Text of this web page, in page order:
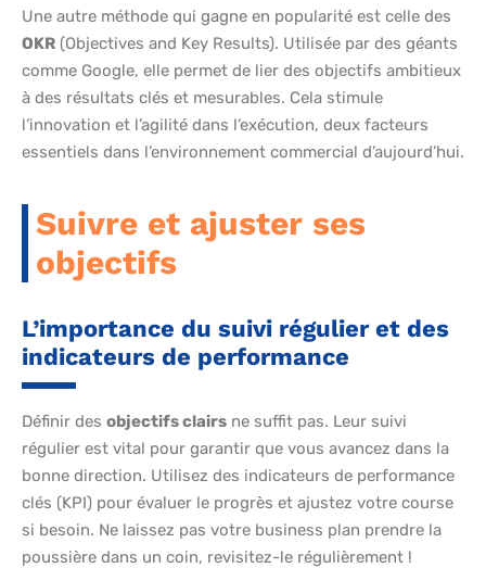
Une autre méthode qui gagne en popularité est celle des
OKR (Objectives and Key Results). Utilisée par des géants
comme Google, elle permet de lier des objectifs ambitieux
à des résultats clés et mesurables. Cela stimule
l’innovation et l’agilité dans l’exécution, deux facteurs
essentiels dans l’environnement commercial d’aujourd’hui.
Suivre et ajuster ses
objectifs
L’importance du suivi régulier et des
indicateurs de performance
Définir des objectifs clairs ne suffit pas. Leur suivi
régulier est vital pour garantir que vous avancez dans la
bonne direction. Utilisez des indicateurs de performance
clés (KPI) pour évaluer le progrès et ajustez votre course
si besoin. Ne laissez pas votre business plan prendre la
poussière dans un coin, revisitez-le régulièrement !